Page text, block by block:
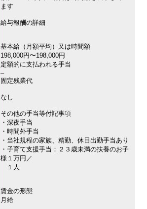
ます
給与報酬の詳細
基本給（月額平均）又は時間額
198,000円〜198,000円
定額的に支払われる手当
–
固定残業代
なし
その他の手当等付記事項
・深夜手当
・時間外手当
・当社規程の家族、精勤、休日出勤手当あり
・子育て支援手当：２３歳未満の扶養のお子
様１万円／
１人
賃金の形態
月給